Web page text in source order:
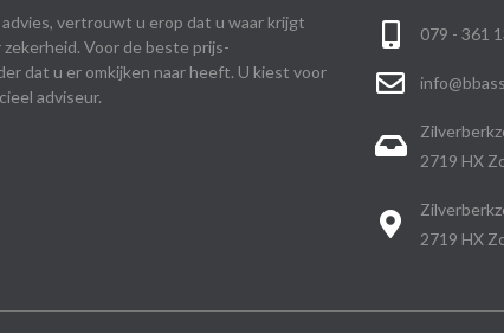
vertrouwt u erop dat u waar krijgt
Voor de beste prijs-
dat u er omkijken naar heeft. U kiest voor
adviseur.
079 - 361
2719 HX
2719 HX